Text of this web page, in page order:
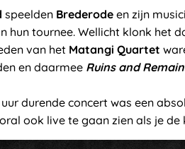
speelden Brederode en zijn
hun tournee. Wellicht klonk het
van het Matangi Quartet
en daarmee Ruins and
durende concert was een
ook live te gaan zien als je de